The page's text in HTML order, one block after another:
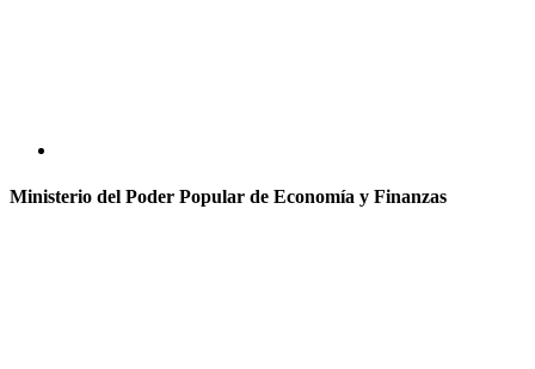
Ministerio del Poder Popular de Economía y Finanzas